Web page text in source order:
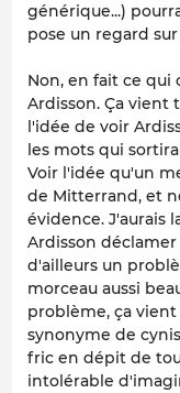
générique...)
pose un regard
Non, en fait ce qui
Ardisson. Ça vient
l'idée de voir
les mots qui
Voir l'idée qu'un
de Mitterrand, et
évidence. J'aurais
Ardisson
d'ailleurs un
morceau aussi
problème, ça
synonyme de
fric en dépit de
intolérable